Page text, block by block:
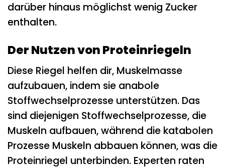
darüber hinaus möglichst wenig Zucker
enthalten.
Der Nutzen von Proteinriegeln
Diese Riegel helfen dir, Muskelmasse
aufzubauen, indem sie anabole
Stoffwechselprozesse unterstützen. Das
sind diejenigen Stoffwechselprozesse, die
Muskeln aufbauen, während die katabolen
Prozesse Muskeln abbauen können, was die
Proteinriegel unterbinden. Experten raten